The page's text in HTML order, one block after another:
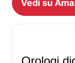
Vedi su